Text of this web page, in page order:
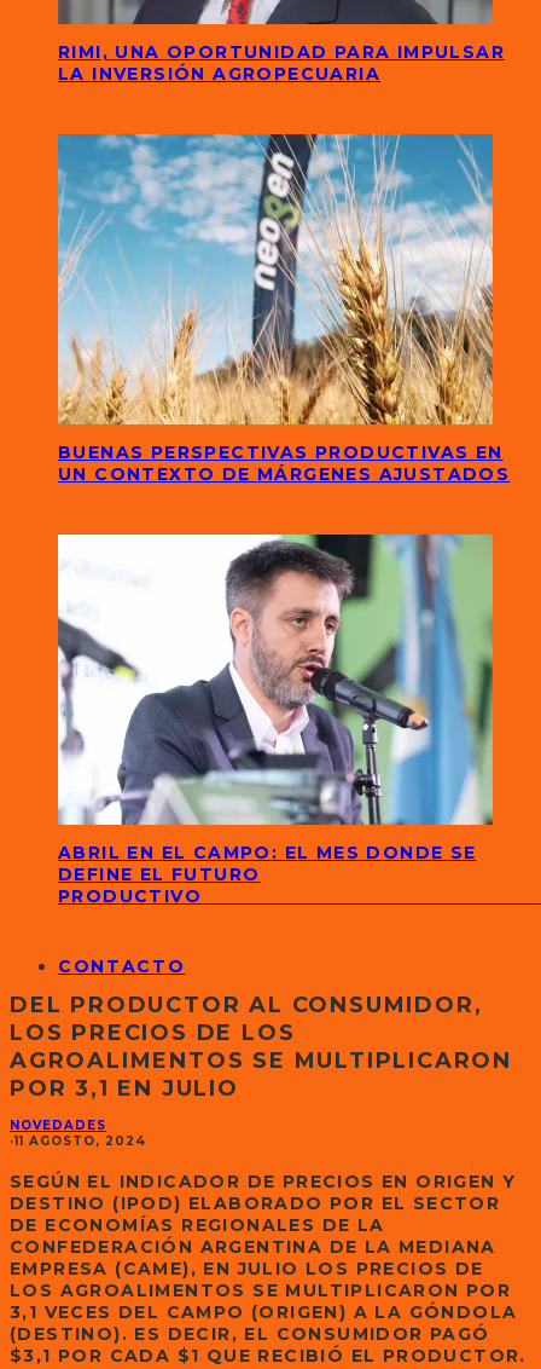
RIMI, UNA OPORTUNIDAD PARA IMPULSAR
LA INVERSIÓN AGROPECUARIA
BUENAS PERSPECTIVAS PRODUCTIVAS EN
UN CONTEXTO DE MÁRGENES AJUSTADOS
ABRIL EN EL CAMPO: EL MES DONDE SE
DEFINE EL FUTURO
PRODUCTIVO
CONTACTO
DEL PRODUCTOR AL CONSUMIDOR,
LOS PRECIOS DE LOS
AGROALIMENTOS SE MULTIPLICARON
POR 3,1 EN JULIO
NOVEDADES
·11 AGOSTO, 2024
SEGÚN EL INDICADOR DE PRECIOS EN ORIGEN Y
DESTINO (IPOD) ELABORADO POR EL SECTOR
DE ECONOMÍAS REGIONALES DE LA
CONFEDERACIÓN ARGENTINA DE LA MEDIANA
EMPRESA (CAME), EN JULIO LOS PRECIOS DE
LOS AGROALIMENTOS SE MULTIPLICARON POR
3,1 VECES DEL CAMPO (ORIGEN) A LA GÓNDOLA
(DESTINO). ES DECIR, EL CONSUMIDOR PAGÓ
$3,1 POR CADA $1 QUE RECIBIÓ EL PRODUCTOR.